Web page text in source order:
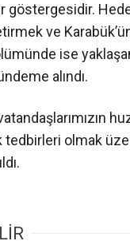
göstergesidir.
ve
ise
alındı.
tedbirleri olmak